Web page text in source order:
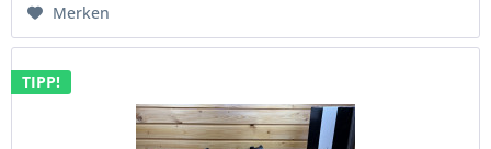
Merken
TIPP!